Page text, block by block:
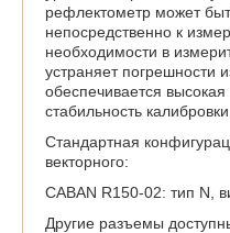
рефлектометр может
непосредственно к
необходимости в
устраняет погрешности
обеспечивается
стабильность калибровки.
Стандартная
векторного:
CABAN R150-02: тип N,
Другие разъемы